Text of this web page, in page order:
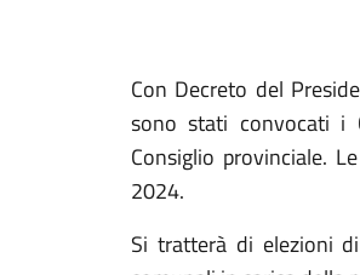
Con Decreto del
sono stati convocati i
Consiglio provinciale.
2024.
Si tratterà di elezioni